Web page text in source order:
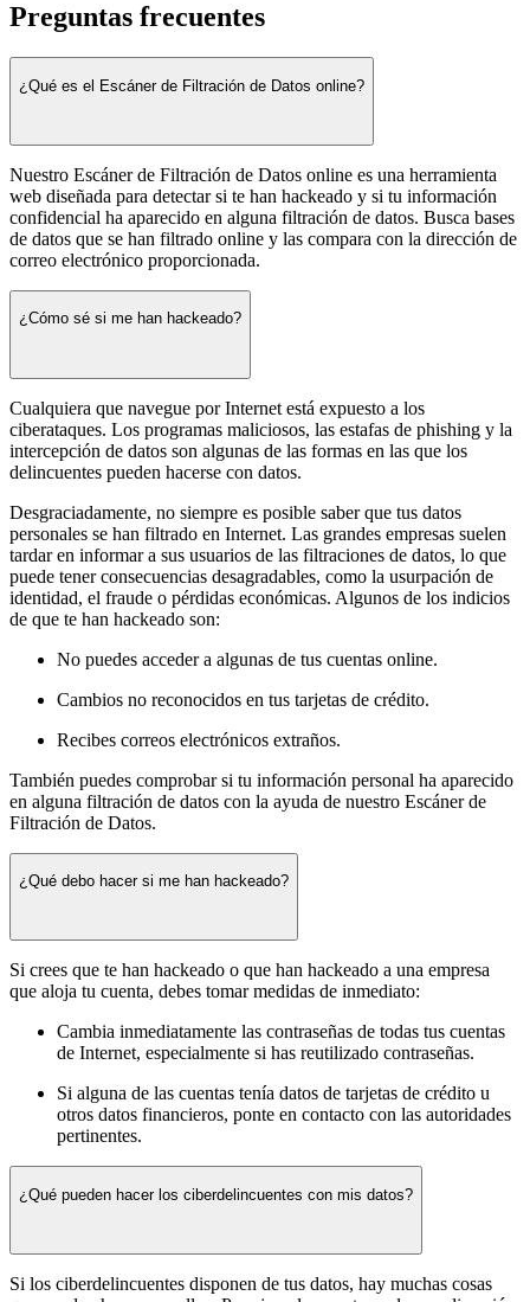
Preguntas frecuentes
¿Qué es el Escáner de Filtración de Datos online?
Nuestro Escáner de Filtración de Datos online es una herramienta
web diseñada para detectar si te han hackeado y si tu información
confidencial ha aparecido en alguna filtración de datos. Busca bases
de datos que se han filtrado online y las compara con la dirección de
correo electrónico proporcionada.
¿Cómo sé si me han hackeado?
Cualquiera que navegue por Internet está expuesto a los
ciberataques. Los programas maliciosos, las estafas de phishing y la
intercepción de datos son algunas de las formas en las que los
delincuentes pueden hacerse con datos.
Desgraciadamente, no siempre es posible saber que tus datos
personales se han filtrado en Internet. Las grandes empresas suelen
tardar en informar a sus usuarios de las filtraciones de datos, lo que
puede tener consecuencias desagradables, como la usurpación de
identidad, el fraude o pérdidas económicas. Algunos de los indicios
de que te han hackeado son:
No puedes acceder a algunas de tus cuentas online.
Cambios no reconocidos en tus tarjetas de crédito.
Recibes correos electrónicos extraños.
También puedes comprobar si tu información personal ha aparecido
en alguna filtración de datos con la ayuda de nuestro Escáner de
Filtración de Datos.
¿Qué debo hacer si me han hackeado?
Si crees que te han hackeado o que han hackeado a una empresa
que aloja tu cuenta, debes tomar medidas de inmediato:
Cambia inmediatamente las contraseñas de todas tus cuentas
de Internet, especialmente si has reutilizado contraseñas.
Si alguna de las cuentas tenía datos de tarjetas de crédito u
otros datos financieros, ponte en contacto con las autoridades
pertinentes.
¿Qué pueden hacer los ciberdelincuentes con mis datos?
Si los ciberdelincuentes disponen de tus datos, hay muchas cosas